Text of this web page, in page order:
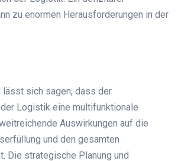
zu enormen Herausforderungen in der
sich sagen, dass der
Logistik eine multifunktionale
Auswirkungen auf die
und den gesamten
Die strategische Planung und